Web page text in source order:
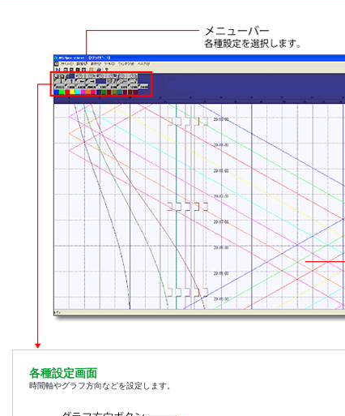
各種設定画面
時間軸やグラフ方向などを設定します。